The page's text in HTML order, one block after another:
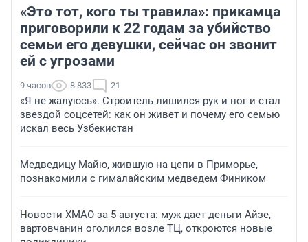
«Это тот, кого ты травила»: прикамца
приговорили к 22 годам за убийство
семьи его девушки, сейчас он звонит
ей с угрозами
9 часов 8 833 21
«Я не жалуюсь». Строитель лишился рук и ног и стал
звездой соцсетей: как он живет и почему его семью
искал весь Узбекистан
Медведицу Майю, жившую на цепи в Приморье,
познакомили с гималайским медведем Фиником
Новости ХМАО за 5 августа: муж дает деньги Айзе,
вартовчанин оголился возле ТЦ, откроются новые